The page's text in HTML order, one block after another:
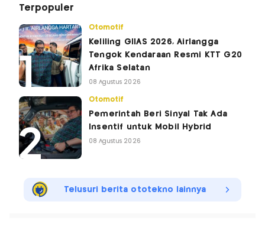
Terpopuler
Otomotif
Keliling GIIAS 2026, Airlangga
Tengok Kendaraan Resmi KTT G20
Afrika Selatan
08 Agustus 2026
Otomotif
Pemerintah Beri Sinyal Tak Ada
Insentif untuk Mobil Hybrid
08 Agustus 2026
Telusuri berita ototekno lainnya